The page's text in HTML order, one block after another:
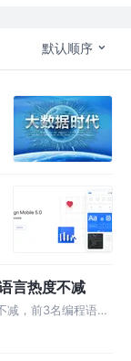
默认顺序
言热度不减
减，前3名编程语
1个月 ，Python也